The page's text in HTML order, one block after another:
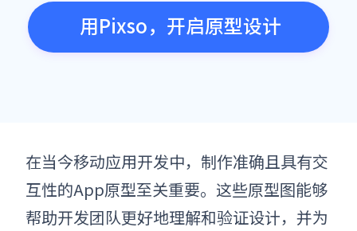
用Pixso，开启原型设计
在当今移动应用开发中，制作准确且具有交
互性的App原型至关重要。这些原型图能够
帮助开发团队更好地理解和验证设计，并为